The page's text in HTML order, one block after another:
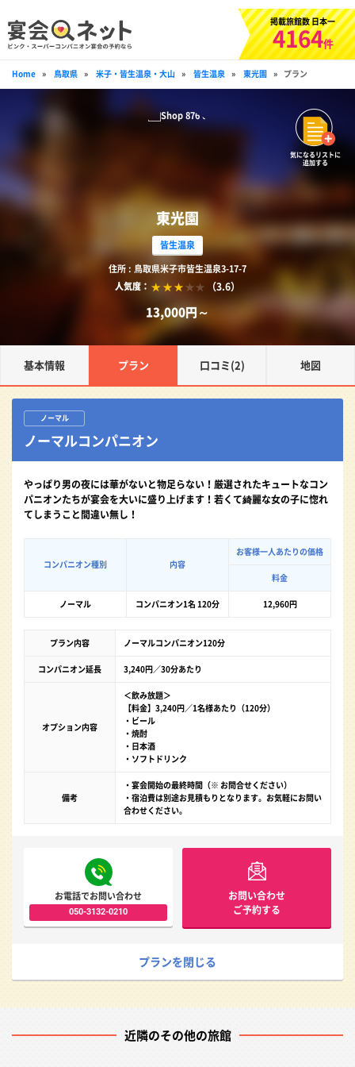
掲載旅館数 日本一
4164件
Home » 鳥取県 » 米子・皆生温泉・大山 » 皆生温泉 » 東光園 » プラン
東光園
皆生温泉
住所 : 鳥取県米子市皆生温泉3-17-7
人気度：
（3.6）
13,000円～
気になるリストに
追加する
基本情報 プラン 口コミ(2) 地図
ノーマル
ノーマルコンパニオン
やっぱり男の夜には華がないと物足らない！厳選されたキュートなコン
パニオンたちが宴会を大いに盛り上げます！若くて綺麗な女の子に惚れ
てしまうこと間違い無し！
コンパニオン種別 内容
お客様一人あたりの価格
料金
ノーマル コンパニオン1名 120分 12,960円
プラン内容 ノーマルコンパニオン120分
コンパニオン延長 3,240円／30分あたり
オプション内容
＜飲み放題＞
【料金】3,240円／1名様あたり（120分）
・ビール
・焼酎
・日本酒
・ソフトドリンク
備考
・宴会開始の最終時間（※ お問合せください）
・宿泊費は別途お見積もりとなります。お気軽にお問い
合わせください。
お電話でお問い合わせ
050-3132-0210
お問い合わせ
ご予約する
プランを閉じる
近隣のその他の旅館